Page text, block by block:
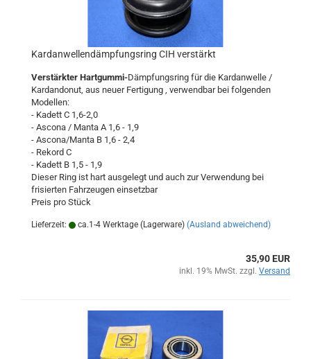
Kardanwellendämpfungsring CIH verstärkt
Verstärkter Hartgummi-Dämpfungsring für die Kardanwelle /
Kardandonut, aus neuer Fertigung , verwendbar bei folgenden
Modellen:
- Kadett C 1,6-2,0
- Ascona / Manta A 1,6 - 1,9
- Ascona/Manta B 1,6 - 2,4
- Rekord C
- Kadett B 1,5 - 1,9
Dieser Ring ist hart ausgelegt und auch zur Verwendung bei
frisierten Fahrzeugen einsetzbar
Preis pro Stück
Lieferzeit: ca.1-4 Werktage (Lagerware) (Ausland abweichend)
35,90 EUR
inkl. 19% MwSt. zzgl. Versand